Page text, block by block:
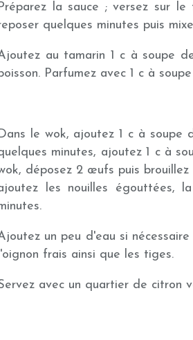
la sauce ; versez sur
quelques minutes puis
au tamarin 1 c à soupe
Parfumez avec 1 c à
le wok, ajoutez 1 c à
minutes, ajoutez 1 c à
déposez 2 œufs puis
les nouilles égouttées,
un peu d'eau si
frais ainsi que les tiges.
avec un quartier de citron